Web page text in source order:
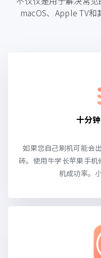
macOS、Apple TV
十分
如果您自己刷机可能会
砖。使用牛学长苹果手
机成功率。